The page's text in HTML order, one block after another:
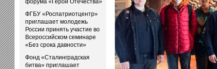
форума «Герои Отечества»
ФГБУ «Роспатриотцентр»
приглашает молодежь
России принять участие во
Всероссийском семинаре
«Без срока давности»
Фонд «Сталинградская
битва» приглашает